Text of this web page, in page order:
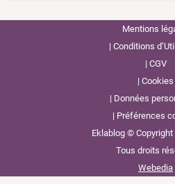
Mentions
Conditions
CGV
Cookies
Données
Préférences
Eklablog ©
Tous droits
Webedia